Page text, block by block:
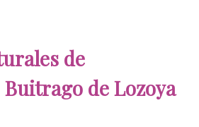
de
de Lozoya